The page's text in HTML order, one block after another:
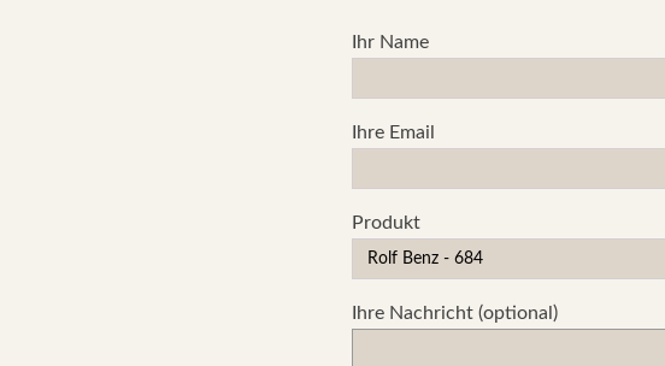
Ihr Name
Ihre Email
Produkt
Ihre Nachricht (optional)